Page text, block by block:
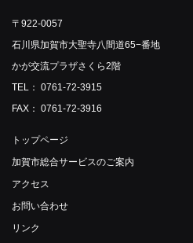
〒922-0057
石川県加賀市大聖寺八間道65−番地
かが交流プラザさくら2階
TEL： 0761-72-3915
FAX： 0761-72-3916
トップページ
加賀市総合サービスのご案内
アクセス
お問い合わせ
リンク